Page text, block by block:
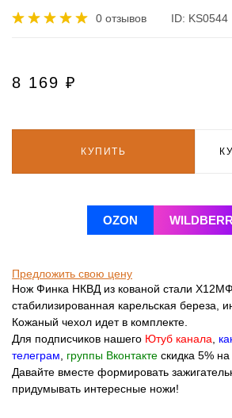
0 отзывов ID: KS0544
8 169 ₽
КУПИТЬ
OZON
Предложить свою цену
Нож Финка НКВД из кованой стали
стабилизированная карельская береза,
Кожаный чехол идет в комплекте.
Для подписчиков нашего Ютуб канала
телеграм
группы Вконтакте скидка 5%
Давайте вместе формировать
придумывать интересные ножи!